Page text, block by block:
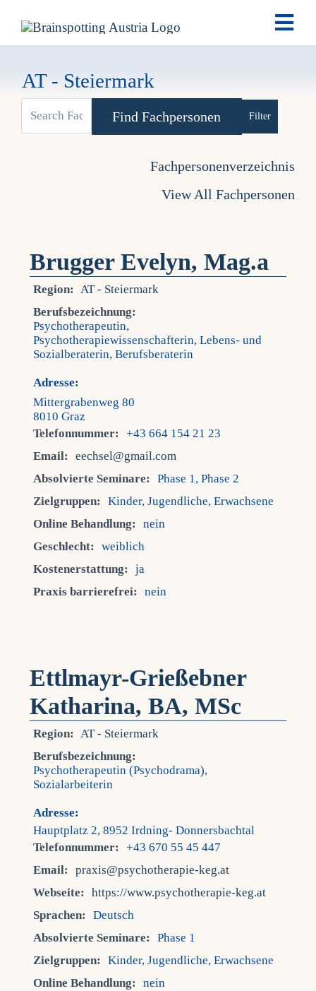
AT - Steiermark
Fachpersonenverzeichnis
View All Fachpersonen
Brugger Evelyn, Mag.a
Region: AT - Steiermark
Berufsbezeichnung:
Psychotherapeutin,
Psychotherapiewissenschafterin, Lebens- und
Sozialberaterin, Berufsberaterin
Adresse:
Mittergrabenweg 80
8010 Graz
Telefonnummer:
+43 664 154 21 23
Email:
eechsel@gmail.com
Absolvierte Seminare:
Phase 1, Phase 2
Zielgruppen:
Kinder, Jugendliche, Erwachsene
Online Behandlung:
nein
Geschlecht:
weiblich
Kostenerstattung:
ja
Praxis barrierefrei:
nein
Ettlmayr-Grießebner
Katharina, BA, MSc
Region: AT - Steiermark
Berufsbezeichnung:
Psychotherapeutin (Psychodrama),
Sozialarbeiterin
Adresse:
Hauptplatz 2, 8952 Irdning- Donnersbachtal
Telefonnummer:
+43 670 55 45 447
Email:
praxis@psychotherapie-keg.at
Webseite:
https://www.psychotherapie-keg.at
Sprachen:
Deutsch
Absolvierte Seminare:
Phase 1
Zielgruppen:
Kinder, Jugendliche, Erwachsene
Online Behandlung:
nein